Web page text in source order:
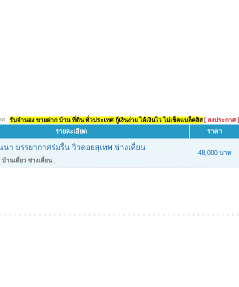
ศ รับจำนอง ขายฝาก บ้าน ที่ดิน ทั่วประเทศ กู้เงินง่าย ได้เงินไว ไม่เช็คแบล็คลิส [ ลงประกาศ ]
รายละเอียด ราคา
า บรรยากาศร่มรื่น วิวดอยสุเทพ ช่างเคี่ยน
บ้านเดี่ยว ช่างเคี่ยน,
48,000 บาท